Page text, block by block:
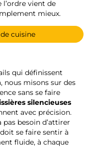
vient de
mieux.
cuisine
qui définissent
nous misons sur des
sans se faire
silencieuses
avec précision.
pas besoin d’attirer
se faire sentir à
fluide, à chaque